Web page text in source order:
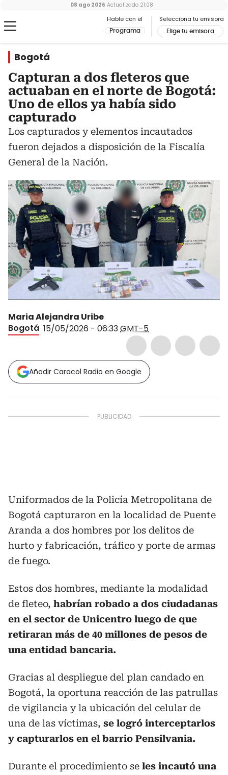
Hable con el
Programa
Selecciona tu emisora
Elige tu emisora
08 ago 2026 Actualizado 21:08
Bogotá
Capturan a dos fleteros que
actuaban en el norte de Bogotá:
Uno de ellos ya había sido
capturado
Los capturados y elementos incautados
fueron dejados a disposición de la Fiscalía
General de la Nación.
Maria Alejandra Uribe
Bogotá 15/05/2026 - 06:33GMT-5
Añadir Caracol Radio en Google
Uniformados de la Policía Metropolitana de
Bogotá capturaron en la localidad de Puente
Aranda a dos hombres por los delitos de
hurto y fabricación, tráfico y porte de armas
de fuego.
Estos dos hombres, mediante la modalidad
de fleteo, habrían robado a dos ciudadanas
en el sector de Unicentro luego de que
retiraran más de 40 millones de pesos de
una entidad bancaria.
Gracias al despliegue del plan candado en
Bogotá, la oportuna reacción de las patrullas
de vigilancia y la ubicación del celular de
una de las víctimas, se logró interceptarlos
y capturarlos en el barrio Pensilvania.
Durante el procedimiento se les incautó una